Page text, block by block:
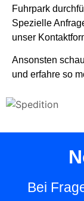
Fuhrpark
Spezielle
unser
Ansonsten
und erfahre so
Bei